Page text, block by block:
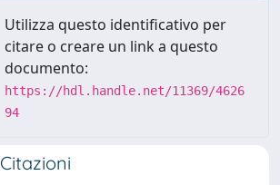
Utilizza questo identificativo per
citare o creare un link a questo
documento:
https://hdl.handle.net/11369/4626
94
Citazioni